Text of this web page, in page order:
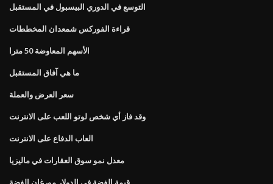
التوسع في الدوري البيسبول في المستقبل
قراءة الفوركس شمعدان المخططات
الأسهم المعاوضة 50 مترا
ما هي آفاق المستقبل
سعر العرض والعملة
وقد فاز أي شخص لوتو اللعب على الانترنت
العاب الدفاع على الانترنت
معدل نمو سوق العقارات في ماليزيا